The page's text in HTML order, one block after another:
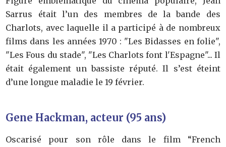
Sarrus était l’un des membres de la bande des
Charlots, avec laquelle il a participé à de nombreux
films dans les années 1970 : "Les Bidasses en folie",
"Les Fous du stade", "Les Charlots font l'Espagne"... Il
était également un bassiste réputé. Il s’est éteint
d’une longue maladie le 19 février.
Gene Hackman, acteur (95 ans)
Oscarisé pour son rôle dans le film “French